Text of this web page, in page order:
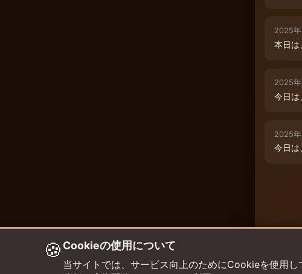
2025年
本日は
2025年
今日は
2025
今日は
🍪 Cookieの使用について
当サイトでは、サービス向上のためにCookieを使用